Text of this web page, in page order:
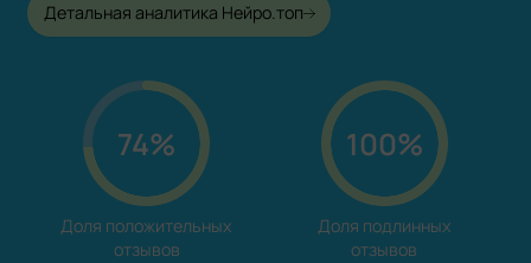
Детальная аналитика Нейро.топ
74%
Доля положительных
отзывов
100%
Доля подлинных
отзывов